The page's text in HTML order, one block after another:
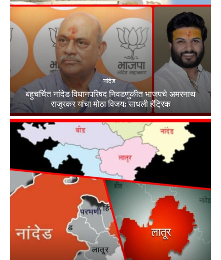
नांदेड
बहुचर्चित नांदेड विधानपरिषद निवडणुकीत भाजपचे अमरनाथ
राजूरकर यांचा मोठा विजय; साधली हॅट्रिक